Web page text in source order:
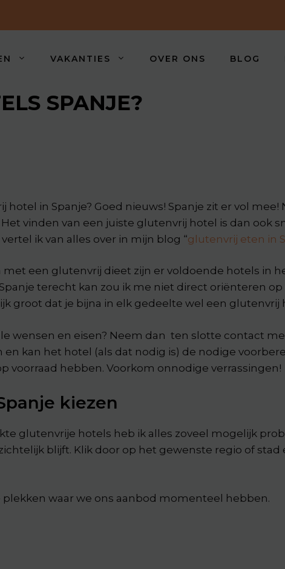
VAKANTIES OVER ONS BLOG
SPANJE?
in Spanje? Goed nieuws! Spanje zit er vol mee!
vinden van een juiste glutenvrij hotel is dan ook
ik van alles over in mijn blog “glutenvrij eten in
met een glutenvrij dieet zijn er voldoende hotels in
terecht kan zou ik me niet direct oriënteren
groot dat je bijna in elk gedeelte wel een glutenvrij
wensen en eisen? Neem dan ten slotte contact
en kan het hotel (als dat nodig is) de nodige
voorraad hebben. Voorkom onnodige verrassingen!
kiezen
glutenvrije hotels heb ik alles zoveel mogelijk
blijft. Klik door op het gewenste regio of
waar we ons aanbod momenteel hebben.